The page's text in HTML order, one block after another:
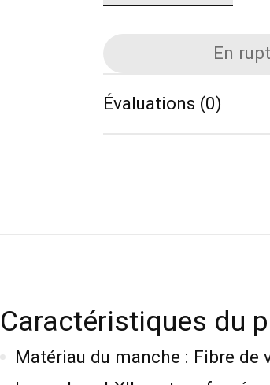
En
Évaluations (0)
Caractéristiques du
Matériau du manche : Fibre de